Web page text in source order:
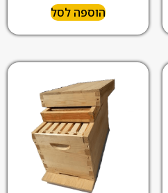
הוספה לסל